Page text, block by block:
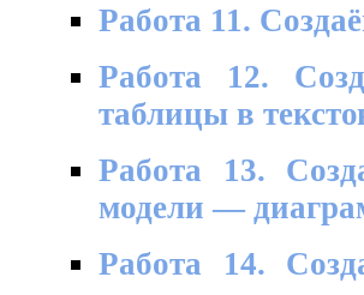
Работа 11.
Работа 12.
таблицы в
Работа 13.
модели —
Работа 14.